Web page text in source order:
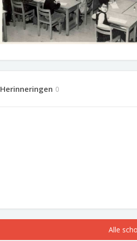
Herinneringen 0
Alle